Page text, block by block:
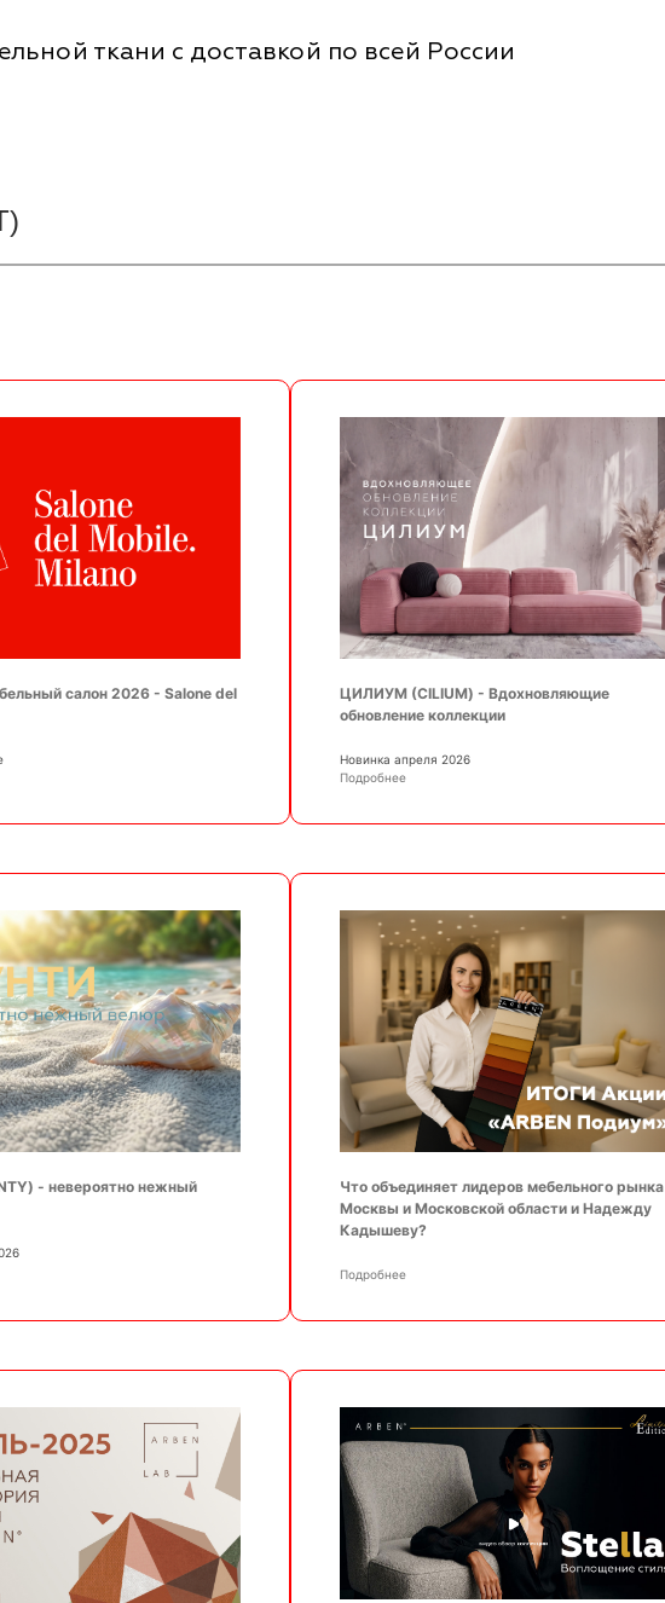
ткани с доставкой по всей России
салон 2026 - Salone del
ЦИЛИУМ (CILIUM) - Вдохновляющие
обновление коллекции
Новинка апреля 2026
Подробнее
- невероятно нежный
Что объединяет лидеров мебельного рынка
Москвы и Московской области и Надежду
Кадышеву?
Подробнее